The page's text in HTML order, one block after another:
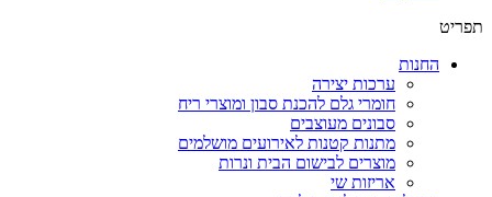
תפריט
החנות
ערכות יצירה
חומרי גלם להכנת סבון ומוצרי ריח
סבונים מעוצבים
מתנות קטנות לאירועים מושלמים
מוצרים לבישום הבית ונרות
אריזות שי